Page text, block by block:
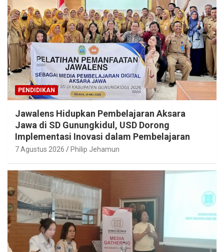
PENDIDIKAN
Jawalens Hidupkan Pembelajaran Aksara
Jawa di SD Gunungkidul, USD Dorong
Implementasi Inovasi dalam Pembelajaran
7 Agustus 2026 Philip Jehamun